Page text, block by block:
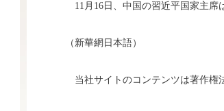
11月16日、中国の習近平国家主席
（新華網日本語）
当社サイトのコンテンツは著作権